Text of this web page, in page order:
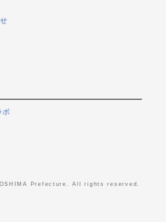
ボ
Prefecture. All rights reserved.